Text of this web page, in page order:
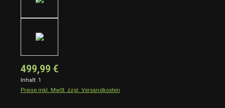
499,99 €
Inhalt: 1
Preise inkl. MwSt. zzgl. Versandkosten